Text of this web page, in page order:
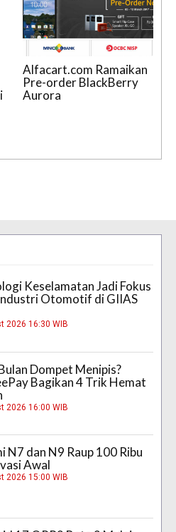
Alfacart.com Ramaikan
Pre-order BlackBerry
Aurora
Keselamatan Jadi Fokus
Otomotif di GIIAS
2026 16:30 WIB
Dompet Menipis?
Bagikan 4 Trik Hemat
2026 16:00 WIB
N7 dan N9 Raup 100 Ribu
Awal
2026 15:00 WIB